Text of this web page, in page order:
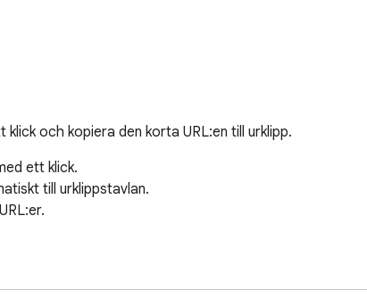
och kopiera den korta URL:en till urklipp.
ett klick.
till urklippstavlan.